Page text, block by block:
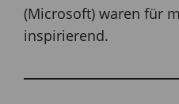
(Microsoft) waren für
inspirierend.